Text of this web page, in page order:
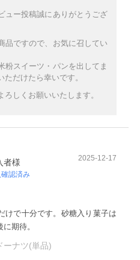
ュー投稿誠にありがとうござ
品ですので、お気に召してい
粉スイーツ・パンを出してま
だけたら幸いです。
しくお願いいたします。
者様
認済み
2025-12-17
けで十分です。砂糖入り菓子は
期待。
ーナツ(単品)